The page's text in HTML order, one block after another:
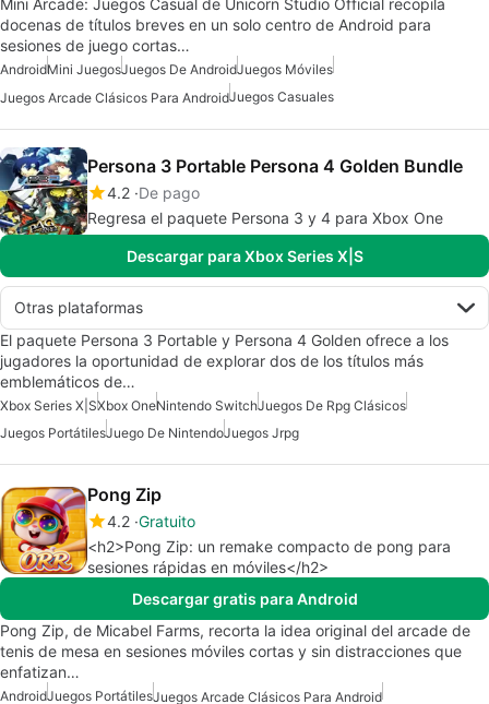
Mini Arcade: Juegos Casual de Unicorn Studio Official recopila
docenas de títulos breves en un solo centro de Android para
sesiones de juego cortas…
AndroidMini JuegosJuegos De AndroidJuegos Móviles
Juegos Arcade Clásicos Para AndroidJuegos Casuales
Persona 3 Portable Persona 4 Golden Bundle
4.2 De pago
Regresa el paquete Persona 3 y 4 para Xbox One
Descargar para Xbox Series X|S
Otras plataformas
El paquete Persona 3 Portable y Persona 4 Golden ofrece a los
jugadores la oportunidad de explorar dos de los títulos más
emblemáticos de…
Xbox Series X|SXbox OneNintendo SwitchJuegos De Rpg Clásicos
Juegos PortátilesJuego De NintendoJuegos Jrpg
Pong Zip
4.2 Gratuito
<h2>Pong Zip: un remake compacto de pong para
sesiones rápidas en móviles</h2>
Descargar gratis para Android
Pong Zip, de Micabel Farms, recorta la idea original del arcade de
tenis de mesa en sesiones móviles cortas y sin distracciones que
enfatizan…
AndroidJuegos PortátilesJuegos Arcade Clásicos Para Android